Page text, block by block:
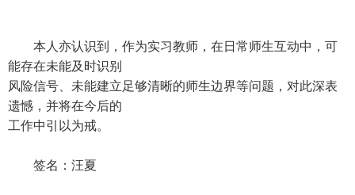
本人亦认识到，作为实习教师，在日常师生互动中，可
能存在未能及时识别
风险信号、未能建立足够清晰的师生边界等问题，对此深表
遗憾，并将在今后的
工作中引以为戒。
签名：汪夏